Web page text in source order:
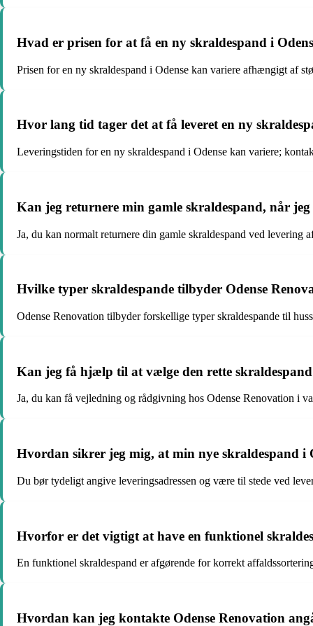
Hvad er prisen for at få en ny skraldespand i
Prisen for en ny skraldespand i Odense kan variere afhængigt af
Hvor lang tid tager det at få leveret en ny
Leveringstiden for en ny skraldespand i Odense kan variere;
Kan jeg returnere min gamle skraldespand, når
Ja, du kan normalt returnere din gamle skraldespand ved
Hvilke typer skraldespande tilbyder Odense
Odense Renovation tilbyder forskellige typer skraldespande til
Kan jeg få hjælp til at vælge den rette skraldespand
Ja, du kan få vejledning og rådgivning hos Odense Renovation i
Hvordan sikrer jeg mig, at min nye skraldespand i
Du bør tydeligt angive leveringsadressen og være til stede ved
Hvorfor er det vigtigt at have en funktionel
En funktionel skraldespand er afgørende for korrekt
Hvordan kan jeg kontakte Odense Renovation